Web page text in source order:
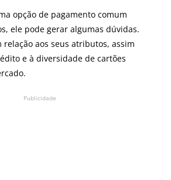
opção de pagamento comum
ele pode gerar algumas dúvidas.
relação aos seus atributos, assim
e à diversidade de cartões
Publicidade